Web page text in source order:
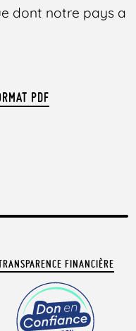
dont notre pays a
PDF
FINANCIÈRE